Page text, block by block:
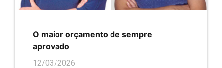
O maior orçamento de sempre
aprovado
12/03/2026